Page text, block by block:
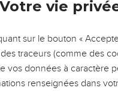
DE
ÉVITER LES VOTRES ?
réussites, leur impact, leur
difficiles qu'ils ont
Votre vie
sur le bouton «
traceurs (comme des
vos données à caractère
renseignées dans